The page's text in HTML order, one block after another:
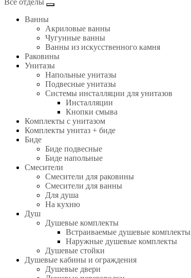
Все отделы
Ванны
Акриловые ванны
Чугунные ванны
Ванны из искусственного камня
Раковины
Унитазы
Напольные унитазы
Подвесные унитазы
Системы инсталляции для унитазов
Инсталляции
Кнопки смыва
Комплекты с унитазом
Комплекты унитаз + биде
Биде
Биде подвесные
Биде напольные
Смесители
Смесители для раковины
Смесители для ванны
Для душа
На кухню
Душ
Душевые комплекты
Встраиваемые душевые комплекты
Наружные душевые комплекты
Душевые стойки
Душевые кабины и ограждения
Душевые двери